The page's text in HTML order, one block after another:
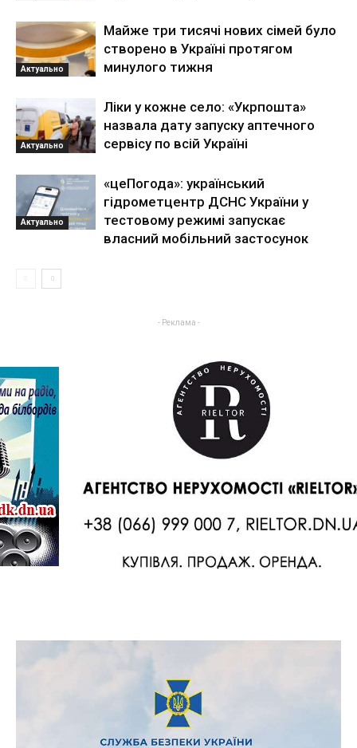
Актуально
Майже три тисячі нових сімей було
створено в Україні протягом
минулого тижня
Актуально
Ліки у кожне село: «Укрпошта»
назвала дату запуску аптечного
сервісу по всій Україні
Актуально
«цеПогода»: український
гідрометцентр ДСНС України у
тестовому режимі запускає
власний мобільний застосунок
- Реклама -